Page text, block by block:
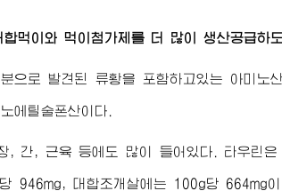
먹이와 먹이첨가제를 더 많이 생산공급하
로 발견된 류황을 포함하고있는 아미노
에틸술폰산이다.
간, 근육 등에도 많이 들어있다. 타우린은
946mg, 대합조개살에는 100g당 664mg